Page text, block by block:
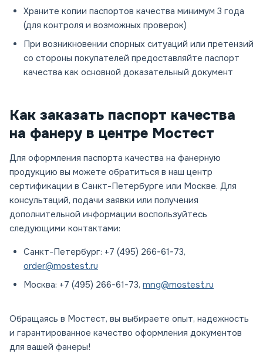
Храните копии паспортов качества минимум 3 года
(для контроля и возможных проверок)
При возникновении спорных ситуаций или претензий
со стороны покупателей предоставляйте паспорт
качества как основной доказательный документ
Как заказать паспорт качества
на фанеру в центре Мостест
Для оформления паспорта качества на фанерную
продукцию вы можете обратиться в наш центр
сертификации в Санкт-Петербурге или Москве. Для
консультаций, подачи заявки или получения
дополнительной информации воспользуйтесь
следующими контактами:
Санкт-Петербург: +7 (495) 266-61-73,
order@mostest.ru
Москва: +7 (495) 266-61-73, mng@mostest.ru
Обращаясь в Мостест, вы выбираете опыт, надежность
и гарантированное качество оформления документов
для вашей фанеры!